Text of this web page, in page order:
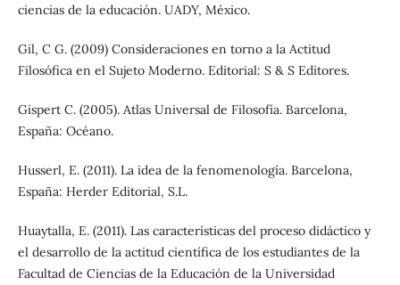
ciencias de la educación. UADY, México.
Gil, C G. (2009) Consideraciones en torno a la Actitud
Filosófica en el Sujeto Moderno. Editorial: S & S Editores.
Gispert C. (2005). Atlas Universal de Filosofía. Barcelona,
España: Océano.
Husserl, E. (2011). La idea de la fenomenología. Barcelona,
España: Herder Editorial, S.L.
Huaytalla, E. (2011). Las características del proceso didáctico y
el desarrollo de la actitud científica de los estudiantes de la
Facultad de Ciencias de la Educación de la Universidad